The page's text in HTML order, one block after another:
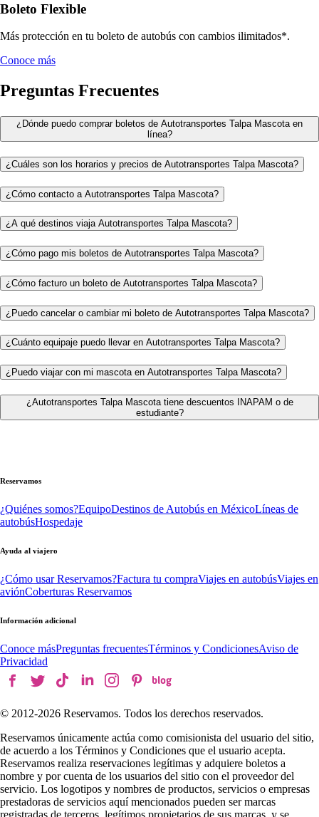
Boleto Flexible
Más protección en tu boleto de autobús con cambios ilimitados*.
Conoce más
Preguntas Frecuentes
¿Dónde puedo comprar boletos de Autotransportes Talpa Mascota en
línea?
¿Cuáles son los horarios y precios de Autotransportes Talpa Mascota?
¿Cómo contacto a Autotransportes Talpa Mascota?
¿A qué destinos viaja Autotransportes Talpa Mascota?
¿Cómo pago mis boletos de Autotransportes Talpa Mascota?
¿Cómo facturo un boleto de Autotransportes Talpa Mascota?
¿Puedo cancelar o cambiar mi boleto de Autotransportes Talpa Mascota?
¿Cuánto equipaje puedo llevar en Autotransportes Talpa Mascota?
¿Puedo viajar con mi mascota en Autotransportes Talpa Mascota?
¿Autotransportes Talpa Mascota tiene descuentos INAPAM o de
estudiante?
Reservamos
¿Quiénes somos?EquipoDestinos de Autobús en MéxicoLíneas de
autobúsHospedaje
Ayuda al viajero
¿Cómo usar Reservamos?Factura tu compraViajes en autobúsViajes en
aviónCoberturas Reservamos
Información adicional
Conoce másPreguntas frecuentesTérminos y CondicionesAviso de
Privacidad
© 2012-2026 Reservamos. Todos los derechos reservados.
Reservamos únicamente actúa como comisionista del usuario del sitio,
de acuerdo a los Términos y Condiciones que el usuario acepta.
Reservamos realiza reservaciones legítimas y adquiere boletos a
nombre y por cuenta de los usuarios del sitio con el proveedor del
servicio. Los logotipos y nombres de productos, servicios o empresas
prestadoras de servicios aquí mencionados pueden ser marcas